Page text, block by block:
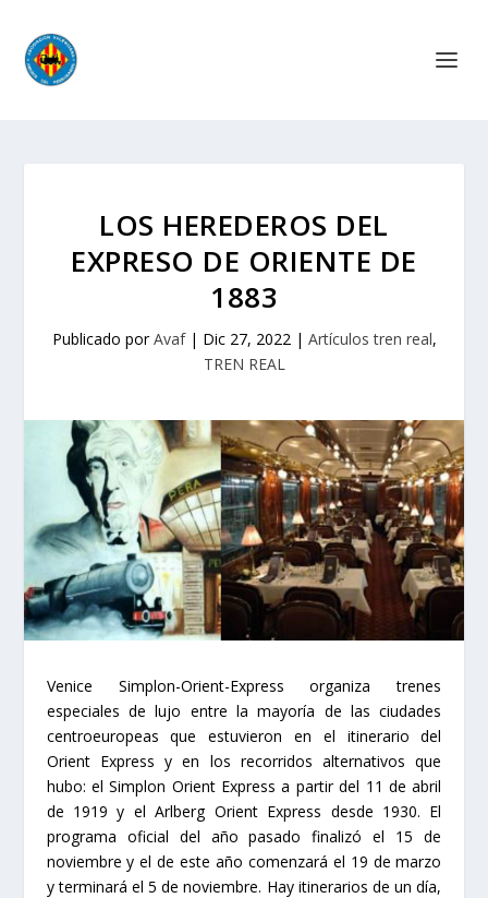
LOS HEREDEROS DEL
EXPRESO DE ORIENTE DE
1883
Publicado porAvaf| Dic 27, 2022| Artículos tren real,
TREN REAL
Venice Simplon-Orient-Express organiza trenes
especiales de lujo entre la mayoría de las ciudades
centroeuropeas que estuvieron en el itinerario del
Orient Express y en los recorridos alternativos que
hubo: el Simplon Orient Express a partir del 11 de abril
de 1919 y el Arlberg Orient Express desde 1930. El
programa oficial del año pasado finalizó el 15 de
noviembre y el de este año comenzará el 19 de marzo
y terminará el 5 de noviembre. Hay itinerarios de un día,